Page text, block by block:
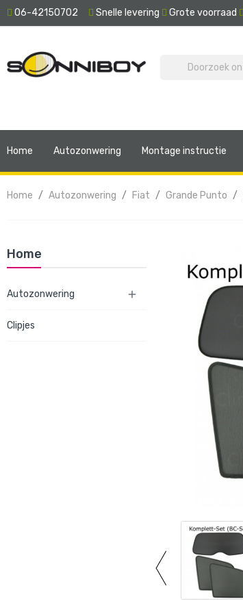
06-42150702 Snelle levering Grote voorraad
Home Autozonwering Montage instructie
Home Autozonwering Fiat Grande Punto
Home
Autozonwering 
Clipjes